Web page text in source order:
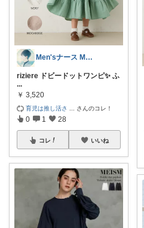
Men'sナース MORI🌿
riziere ドビードットワンピ✨ ふ
...
￥ 3,520
育児は推し活さ さんのコレ！
0 1 28
コレ いいね